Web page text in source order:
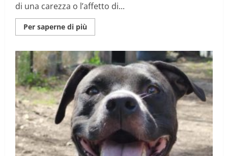
di una carezza o l’affetto di...
Per saperne di più
informazioni
dei
volontari
per
nonno
Mirko:
“Merita
di
conoscere
il
calore
di
una
carezza
dopo